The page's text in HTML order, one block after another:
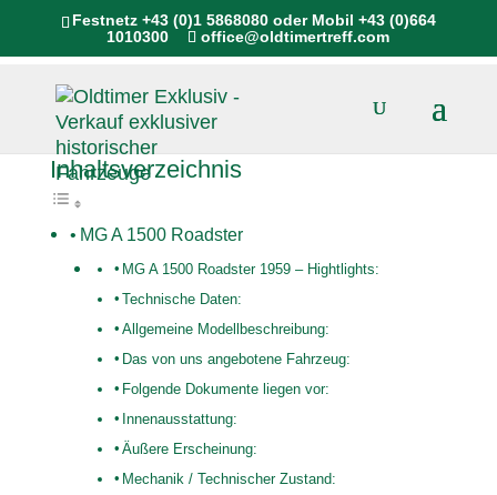
Festnetz +43 (0)1 5868080oder Mobil +43 (0)664
1010300
office@oldtimertreff.com
Inhaltsverzeichnis
MG A 1500 Roadster
MG A 1500 Roadster 1959 – Hightlights:
Technische Daten:
Allgemeine Modellbeschreibung:
Das von uns angebotene Fahrzeug:
Folgende Dokumente liegen vor:
Innenausstattung:
Äußere Erscheinung:
Mechanik / Technischer Zustand: